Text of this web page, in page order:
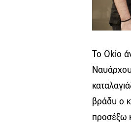
Το Okio
βράδυ ο
προσέξω